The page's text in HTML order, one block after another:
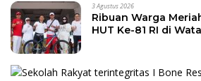
3 Agustus 2026
Ribuan Warga
HUT Ke-81 RI di
Membangun Daerah